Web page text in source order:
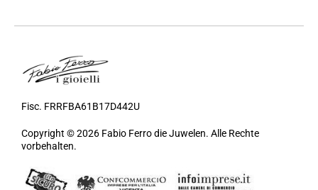
Fisc. FRRFBA61B17D442U
Copyright © 2026 Fabio Ferro die Juwelen. Alle Rechte
vorbehalten.